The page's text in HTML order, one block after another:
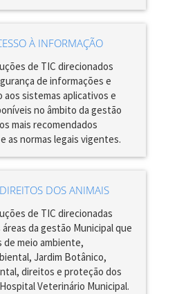
À INFORMAÇÃO
de TIC direcionados
de informações e
aos sistemas aplicativos e
no âmbito da gestão
mais recomendados
as normas legais vigentes.
DOS ANIMAIS
de TIC direcionadas
da gestão Municipal que
meio ambiente,
Jardim Botânico,
direitos e proteção dos
Veterinário Municipal.